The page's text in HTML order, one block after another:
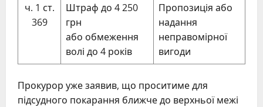
ч. 1 ст.
369
Штраф до 4 250
грн
або обмеження
волі до 4 років
Пропозиція або
надання
неправомірної
вигоди
Прокурор уже заявив, що проситиме для
підсудного покарання ближче до верхньої межі